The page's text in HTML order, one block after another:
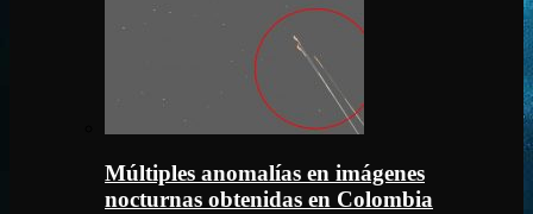
Múltiples anomalías en imágenes
nocturnas obtenidas en Colombia